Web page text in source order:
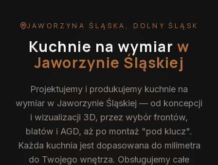
JAWORZYNA ŚLĄSKA , DOLNY ŚLĄSK
Kuchnie na wymiar w
Jaworzynie Śląskiej
Projektujemy i produkujemy kuchnie na
wymiar w Jaworzynie Śląskiej — od koncepcji
i wizualizacji 3D, przez wybór frontów,
blatów i AGD, aż po montaż "pod klucz".
Każda kuchnia jest dopasowana do milimetra
do Twojego wnętrza. Obsługujemy całe